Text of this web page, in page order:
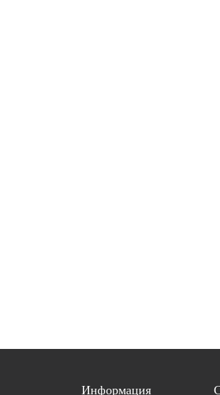
Информация